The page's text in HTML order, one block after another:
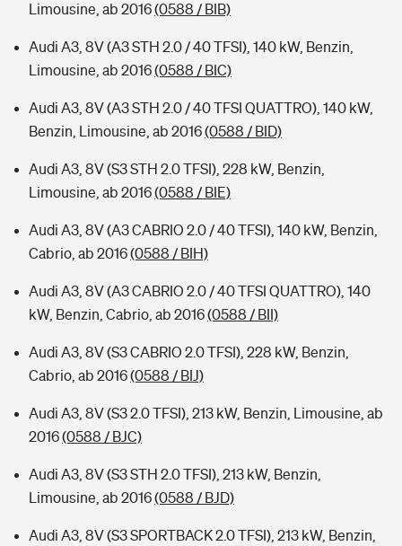
Limousine, ab 2016(0588 / BIB)
Audi A3, 8V (A3 STH 2.0 / 40 TFSI), 140 kW, Benzin,
Limousine, ab 2016(0588 / BIC)
Audi A3, 8V (A3 STH 2.0 / 40 TFSI QUATTRO), 140 kW,
Benzin, Limousine, ab 2016(0588 / BID)
Audi A3, 8V (S3 STH 2.0 TFSI), 228 kW, Benzin,
Limousine, ab 2016(0588 / BIE)
Audi A3, 8V (A3 CABRIO 2.0 / 40 TFSI), 140 kW, Benzin,
Cabrio, ab 2016(0588 / BIH)
Audi A3, 8V (A3 CABRIO 2.0 / 40 TFSI QUATTRO), 140
kW, Benzin, Cabrio, ab 2016(0588 / BII)
Audi A3, 8V (S3 CABRIO 2.0 TFSI), 228 kW, Benzin,
Cabrio, ab 2016(0588 / BIJ)
Audi A3, 8V (S3 2.0 TFSI), 213 kW, Benzin, Limousine, ab
2016(0588 / BJC)
Audi A3, 8V (S3 STH 2.0 TFSI), 213 kW, Benzin,
Limousine, ab 2016(0588 / BJD)
Audi A3, 8V (S3 SPORTBACK 2.0 TFSI), 213 kW, Benzin,